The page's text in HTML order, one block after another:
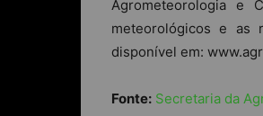
Agrometeorologia e
meteorológicos e as
disponível em:
Fonte: Secretaria da